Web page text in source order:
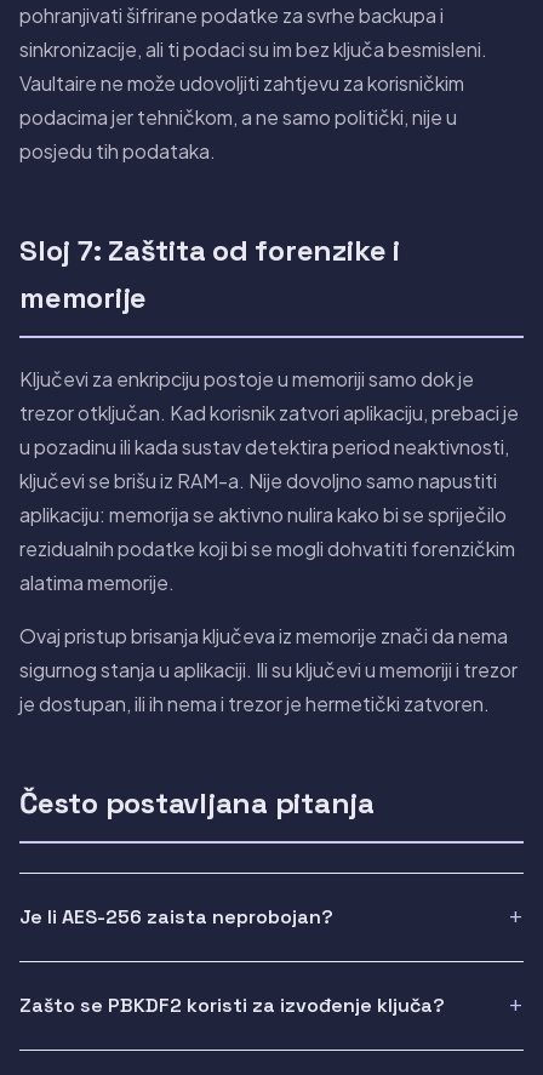
pohranjivati šifrirane podatke za svrhe backupa i
sinkronizacije, ali ti podaci su im bez ključa besmisleni.
Vaultaire ne može udovoljiti zahtjevu za korisničkim
podacima jer tehničkom, a ne samo politički, nije u
posjedu tih podataka.
Sloj 7: Zaštita od forenzike i
memorije
Ključevi za enkripciju postoje u memoriji samo dok je
trezor otključan. Kad korisnik zatvori aplikaciju, prebaci je
u pozadinu ili kada sustav detektira period neaktivnosti,
ključevi se brišu iz RAM-a. Nije dovoljno samo napustiti
aplikaciju: memorija se aktivno nulira kako bi se spriječilo
rezidualnih podatke koji bi se mogli dohvatiti forenzičkim
alatima memorije.
Ovaj pristup brisanja ključeva iz memorije znači da nema
sigurnog stanja u aplikaciji. Ili su ključevi u memoriji i trezor
je dostupan, ili ih nema i trezor je hermetički zatvoren.
Često postavljana pitanja
Je li AES-256 zaista neprobojan?
Zašto se PBKDF2 koristi za izvođenje ključa?